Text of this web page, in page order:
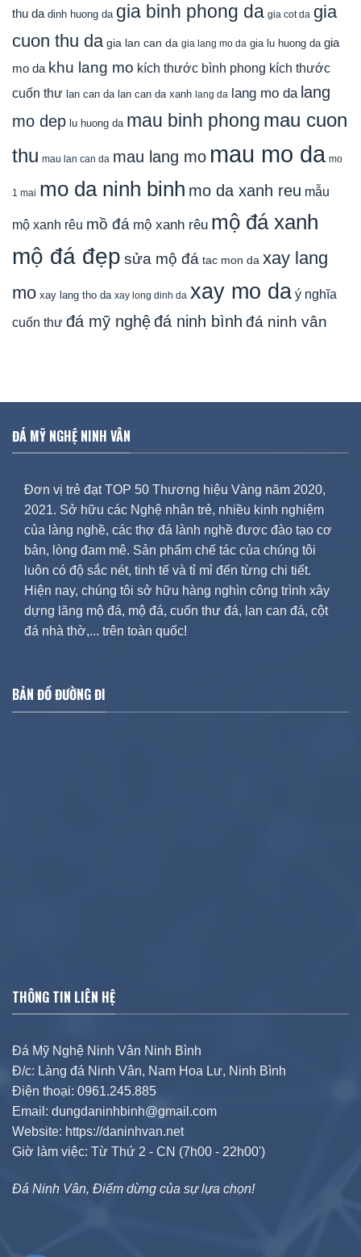
thu da dinh huong da gia binh phong da gia cot da gia
cuon thu da gia lan can da gia lang mo da gia lu huong da gia
mo da khu lang mo kích thước bình phong kích thước
cuốn thư lan can da lan can da xanh lang da lang mo da lang
mo dep lu huong da mau binh phong mau cuon
thu mau lan can da mau lang mo mau mo da mo
1 mai mo da ninh binh mo da xanh reu mẫu
mộ xanh rêu mồ đá mộ xanh rêu mộ đá xanh
mộ đá đẹp sửa mộ đá tac mon da xay lang
mo xay lang tho da xay long dinh da xay mo da ý nghĩa
cuốn thư đá mỹ nghệđá ninh bình đá ninh vân
ĐÁ MỸ NGHỆ NINH VÂN
Đơn vị trẻ đạt TOP 50 Thương hiệu Vàng năm 2020,
2021. Sở hữu các Nghệ nhân trẻ, nhiều kinh nghiệm
của làng nghề, các thợ đá lành nghề được đào tạo cơ
bản, lòng đam mê. Sản phẩm chế tác của chúng tôi
luôn có độ sắc nét, tinh tế và tỉ mỉ đến từng chi tiết.
Hiện nay, chúng tôi sở hữu hàng nghìn công trình xây
dựng lăng mộ đá, mộ đá, cuốn thư đá, lan can đá, cột
đá nhà thờ,... trên toàn quốc!
BẢN ĐỒ ĐƯỜNG ĐI
THÔNG TIN LIÊN HỆ
Đá Mỹ Nghệ Ninh Vân Ninh Bình
Đ/c: Làng đá Ninh Vân, Nam Hoa Lư, Ninh Bình
Điện thoại: 0961.245.885
Email: dungdaninhbinh@gmail.com
Website: https://daninhvan.net
Giờ làm việc: Từ Thứ 2 - CN (7h00 - 22h00')
Đá Ninh Vân, Điểm dừng của sự lựa chọn!